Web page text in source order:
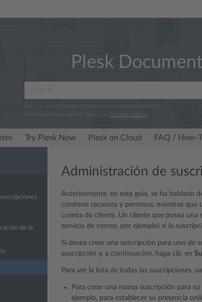
Plesk
We log search terms to improve our documentation.
For more information, read our Privacy Policy.
Try Plesk Now Plesk on Cloud FAQ / How-
de la
Administración de
Anteriormente, en esta guía, se ha hablado
contiene recursos y permisos, mientras que
cuenta de cliente. Un cliente que posea
servicio de correo, por ejemplo) si la
Si desea crear una suscripción para uno de
suscripción y, a continuación, haga clic en
Para ver la lista de todas las suscripciones,
Para crear una nueva suscripción para
ejemplo, para establecer su presencia